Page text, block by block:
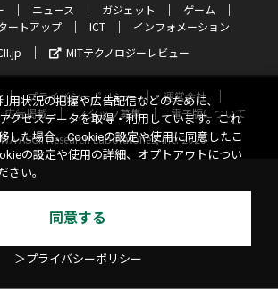
ニュース ガジェット
ゲーム
ートアップ ICT
インフォメーション
MITテクノロジーレビュー
プライバシーポリシー
運営会社
広告掲載 スタッフ募集
電子版について
ASCII Research Laboratories, Inc. 2026
用状況の把握や広告配信などのために、
クセスデータを取得・利用しています。これ
した場合、Cookieの設定や使用に同意したこ
の設定や使用の詳細、オプトアウトについ
さい。
同意する
＞プライバシーポリシー